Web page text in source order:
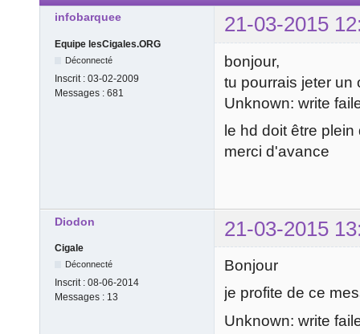
infobarquee 21-03-2015
Equipe lesCigales.ORG
Déconnecté
Inscrit : 03-02-2009
Messages : 681
bonjour,
tu pourrais jeter un
Unknown: write
le hd doit être
merci d'avance
Diodon 21-03-2015
Cigale
Déconnecté
Inscrit : 08-06-2014
Messages : 13
Bonjour
je profite de ce
Unknown: write